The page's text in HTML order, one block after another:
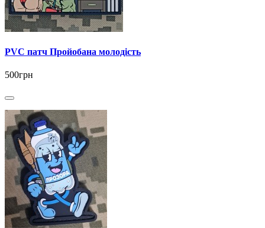
PVC патч Пройобана молодість
500грн